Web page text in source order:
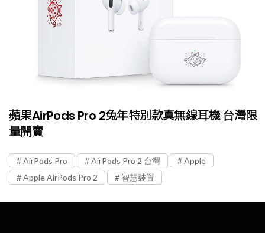
蘋果AirPods Pro 2兔年特別款真無線耳機 台灣限
量開賣
AirPods Pro AirPods Pro 2 台灣
Apple
Apple AirPods Pro 2
智慧裝置